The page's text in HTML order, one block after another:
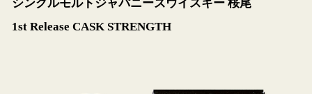
1st Release CASK STRENGTH